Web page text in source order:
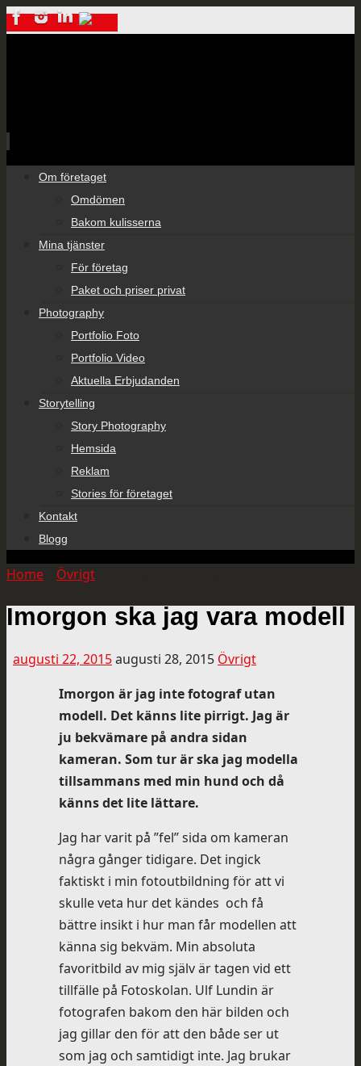
Om företaget
Omdömen
Bakom kulisserna
Mina tjänster
För företag
Paket och priser privat
Photography
Portfolio Foto
Portfolio Video
Aktuella Erbjudanden
Storytelling
Story Photography
Hemsida
Reklam
Stories för företaget
Kontakt
Blogg
Home Övrigt
Imorgon ska jag vara modell
augusti 22, 2015augusti 28, 2015 Övrigt
Imorgon är jag inte fotograf utan
modell. Det känns lite pirrigt. Jag är
ju bekvämare på andra sidan
kameran. Som tur är ska jag modella
tillsammans med min hund och då
känns det lite lättare.
Jag har varit på ”fel” sida om kameran
några gånger tidigare. Det ingick
faktiskt i min fotoutbildning för att vi
skulle veta hur det kändes och få
bättre insikt i hur man får modellen att
känna sig bekväm. Min absoluta
favoritbild av mig själv är tagen vid ett
tillfälle på Fotoskolan. Ulf Lundin är
fotografen bakom den här bilden och
jag gillar den för att den både ser ut
som jag och samtidigt inte. Jag brukar